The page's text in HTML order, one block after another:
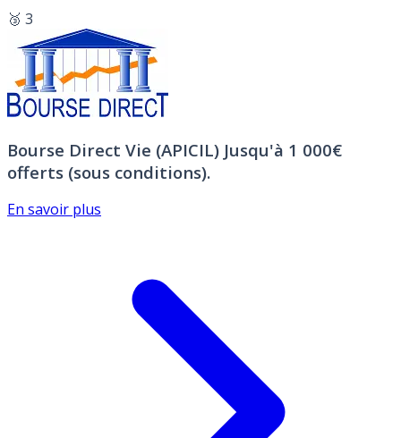
🥉 3
Bourse Direct Vie (APICIL) Jusqu'à 1 000€
offerts (sous conditions).
En savoir plus